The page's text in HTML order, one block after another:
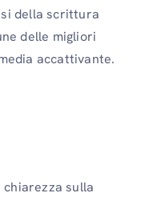
della scrittura
delle migliori
accattivante.
sulla